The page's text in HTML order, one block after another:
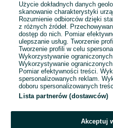
Przejdź na
Użycie dokładnych danych
skanowanie charakterystyki
Rozumienie odbiorców dzięki
z różnych źródeł.
dostęp do nich. Pomiar
ulepszanie usług. Tworzenie
Tworzenie profili w celu
Wykorzystywanie
Wykorzystywanie
Pomiar efektywności treści.
spersonalizowanych reklam.
doboru spersonalizowanych
Lista partnerów (dostawców)
Akceptuj